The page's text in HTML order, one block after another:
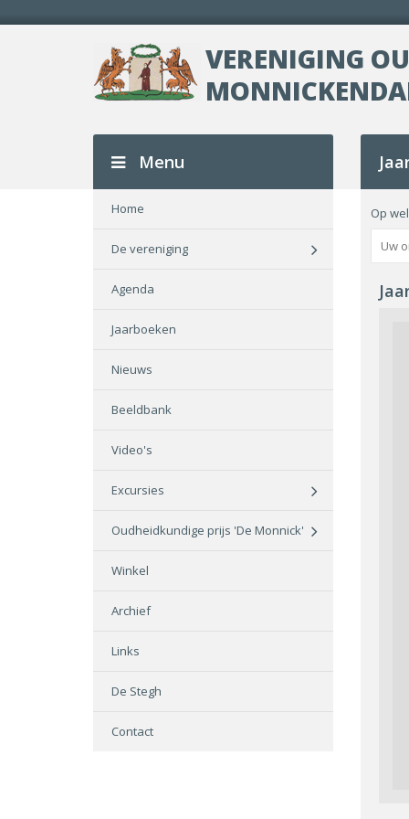
VERENIGING
Menu
Home
De vereniging
Agenda
Jaarboeken
Nieuws
Beeldbank
Video's
Excursies
Oudheidkundige prijs 'De Monnick'
Winkel
Archief
Links
De Stegh
Contact
Op